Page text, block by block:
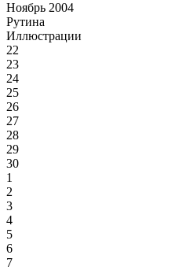
Ноябрь 2004
Рутина
Иллюстрации
22
23
24
25
26
27
28
29
30
1
2
3
4
5
6
7